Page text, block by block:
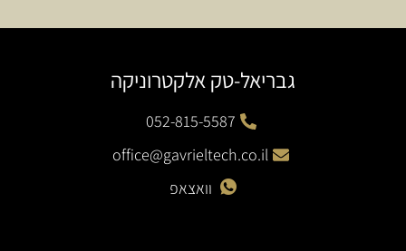
גבריאל-טק אלקטרוניקה
052-815-5587
office@gavrieltech.co.il
וואצאפ